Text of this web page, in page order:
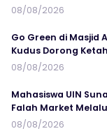
08/08/2026
Go Green di Masjid
Kudus Dorong
08/08/2026
Mahasiswa UIN
Falah Market
08/08/2026